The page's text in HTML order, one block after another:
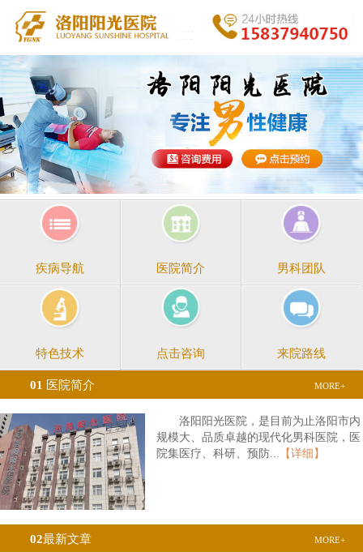
疾病导航 医院简介 男科团队
特色技术 点击咨询 来院路线
01 医院简介 MORE+
洛阳阳光医院，是目前为止洛阳市内
规模大、品质卓越的现代化男科医院，医
院集医疗、科研、预防...
【详细】
02最新文章 MORE+